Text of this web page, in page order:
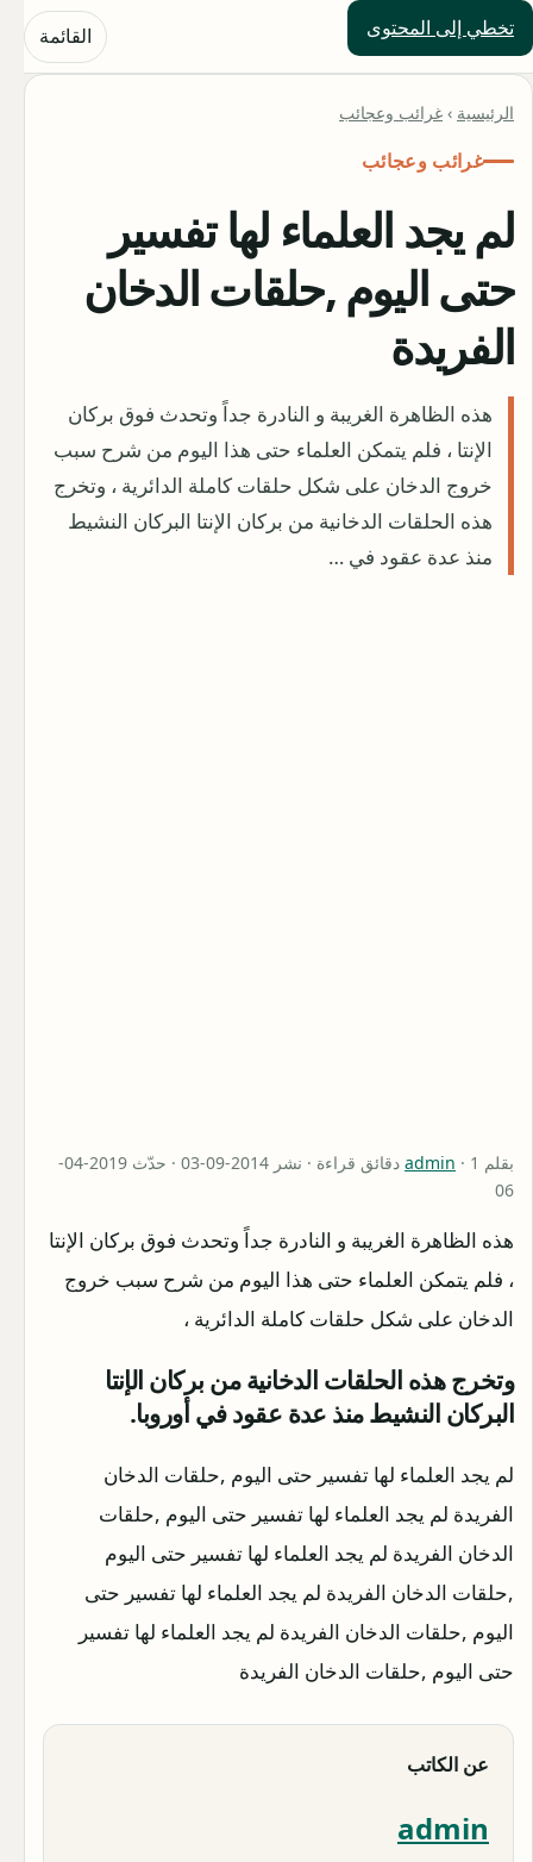
تخطي إلى المحتوى
حلول العالم القائمة
الرئيسية › غرائب وعجائب
غرائب وعجائب
لم يجد العلماء لها تفسير
حتى اليوم ,حلقات الدخان
الفريدة
هذه الظاهرة الغريبة و النادرة جداً وتحدث فوق بركان
الإنتا ، فلم يتمكن العلماء حتى هذا اليوم من شرح سبب
خروج الدخان على شكل حلقات كاملة الدائرية ، وتخرج
هذه الحلقات الدخانية من بركان الإنتا البركان النشيط
منذ عدة عقود في …
بقلم admin
· 1 دقائق قراءة · نشر 2014-09-03 · حدّث 2019-04-
06
هذه الظاهرة الغريبة و النادرة جداً وتحدث فوق بركان الإنتا
، فلم يتمكن العلماء حتى هذا اليوم من شرح سبب خروج
الدخان على شكل حلقات كاملة الدائرية ،
وتخرج هذه الحلقات الدخانية من بركان الإنتا
البركان النشيط منذ عدة عقود في أوروبا.
لم يجد العلماء لها تفسير حتى اليوم ,حلقات الدخان
الفريدة لم يجد العلماء لها تفسير حتى اليوم ,حلقات
الدخان الفريدة لم يجد العلماء لها تفسير حتى اليوم
,حلقات الدخان الفريدة لم يجد العلماء لها تفسير حتى
اليوم ,حلقات الدخان الفريدة لم يجد العلماء لها تفسير
حتى اليوم ,حلقات الدخان الفريدة
عن الكاتب
admin